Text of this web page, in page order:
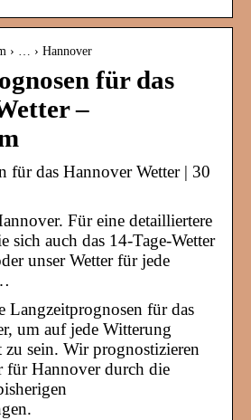
› … › Hannover
für das
–
für das Hannover Wetter | 30
Für eine detailliertere
sich auch das 14-Tage-Wetter
unser Wetter für jede
Langzeitprognosen für das
um auf jede Witterung
zu sein. Wir prognostizieren
für Hannover durch die